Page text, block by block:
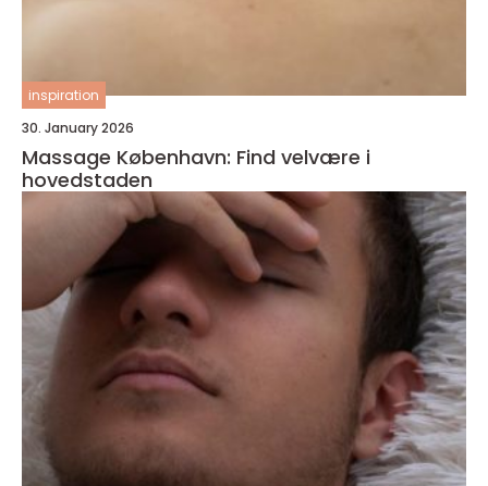
inspiration
30. January 2026
Massage København: Find velvære i
hovedstaden